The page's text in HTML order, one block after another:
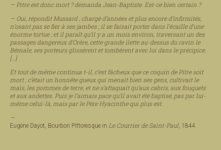
— Pitre est donc mort ? demanda Jean-Baptiste. Est-ce bien certain ?
— Oui, répondit Mussard ; chargé d’années et plus encore d’infirmités,
n’osant pas se fier à ses jambes ; il se faisait porter dans l’écaille d’une
énorme tortue ; et il paraît qu’il y a un mois environ, traversant un des
passages dangereux d’Orère, cette grande ilette au-dessus du ravin le
Bémale, ses porteurs glissèrent et tombèrent avec lui dans le précipice.
[…]
Et tout de même continua t-il, c’est fâcheux que ce coquin de Pitre soit
mort ; c’était un honnête gueux qui menait bien ses gens, cultivait le
maïs, les pommes de terre, et ne s’attaquait qu’aux cabris, aux fouquets
et aux andettes. Puis je l’aimais pace qu’il avait été baptisé, pas par lui-
même celui-là, mais par le Père Hyacinthe qui plus est.
—
Eugène Dayot, Bourbon Pittoresque in Le Courrier de Saint-Paul, 1844